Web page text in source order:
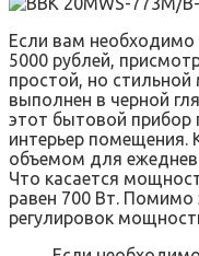
Если вам
5000 рублей,
простой, но
выполнен в черной
этот бытовой
интерьер
объемом для
Что касается
равен 700 Вт. Помимо
регулировок